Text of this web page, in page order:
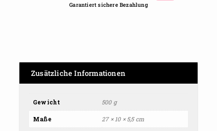
Garantiert sichere Bezahlung
Zusätzliche Informationen
Gewicht 500 g
Maße 27 × 10 × 5,5 cm